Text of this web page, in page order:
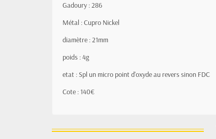
Gadoury : 286
Métal : Cupro Nickel
diamètre : 21mm
poids : 4g
etat : Spl un micro point d'oxyde au revers sinon FDC
Cote : 140€